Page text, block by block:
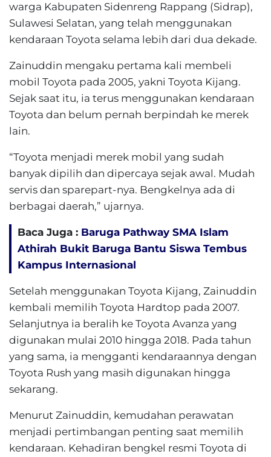
warga Kabupaten Sidenreng Rappang (Sidrap),
Sulawesi Selatan, yang telah menggunakan
kendaraan Toyota selama lebih dari dua dekade.
Zainuddin mengaku pertama kali membeli
mobil Toyota pada 2005, yakni Toyota Kijang.
Sejak saat itu, ia terus menggunakan kendaraan
Toyota dan belum pernah berpindah ke merek
lain.
“Toyota menjadi merek mobil yang sudah
banyak dipilih dan dipercaya sejak awal. Mudah
servis dan sparepart-nya. Bengkelnya ada di
berbagai daerah,” ujarnya.
Baca Juga : Baruga Pathway SMA Islam
Athirah Bukit Baruga Bantu Siswa Tembus
Kampus Internasional
Setelah menggunakan Toyota Kijang, Zainuddin
kembali memilih Toyota Hardtop pada 2007.
Selanjutnya ia beralih ke Toyota Avanza yang
digunakan mulai 2010 hingga 2018. Pada tahun
yang sama, ia mengganti kendaraannya dengan
Toyota Rush yang masih digunakan hingga
sekarang.
Menurut Zainuddin, kemudahan perawatan
menjadi pertimbangan penting saat memilih
kendaraan. Kehadiran bengkel resmi Toyota di